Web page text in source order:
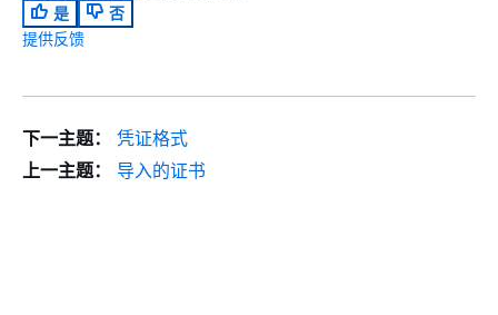
是
否
提供反馈
下一主题：
凭证格式
上一主题：
导入的证书